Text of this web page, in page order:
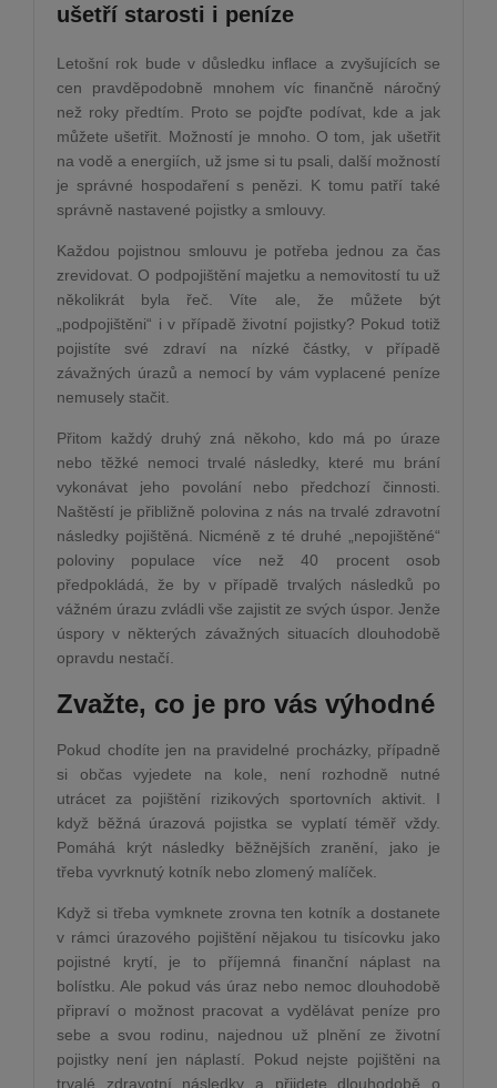
ušetří starosti i peníze
Letošní rok bude v důsledku inflace a zvyšujících se
cen pravděpodobně mnohem víc finančně náročný
než roky předtím. Proto se pojďte podívat, kde a jak
můžete ušetřit. Možností je mnoho. O tom, jak ušetřit
na vodě a energiích, už jsme si tu psali, další možností
je správné hospodaření s penězi. K tomu patří také
správně nastavené pojistky a smlouvy.
Každou pojistnou smlouvu je potřeba jednou za čas
zrevidovat. O podpojištění majetku a nemovitostí tu už
několikrát byla řeč. Víte ale, že můžete být
„podpojištěni“ i v případě životní pojistky? Pokud totiž
pojistíte své zdraví na nízké částky, v případě
závažných úrazů a nemocí by vám vyplacené peníze
nemusely stačit.
Přitom každý druhý zná někoho, kdo má po úraze
nebo těžké nemoci trvalé následky, které mu brání
vykonávat jeho povolání nebo předchozí činnosti.
Naštěstí je přibližně polovina z nás na trvalé zdravotní
následky pojištěná. Nicméně z té druhé „nepojištěné“
poloviny populace více než 40 procent osob
předpokládá, že by v případě trvalých následků po
vážném úrazu zvládli vše zajistit ze svých úspor. Jenže
úspory v některých závažných situacích dlouhodobě
opravdu nestačí.
Zvažte, co je pro vás výhodné
Pokud chodíte jen na pravidelné procházky, případně
si občas vyjedete na kole, není rozhodně nutné
utrácet za pojištění rizikových sportovních aktivit. I
když běžná úrazová pojistka se vyplatí téměř vždy.
Pomáhá krýt následky běžnějších zranění, jako je
třeba vyvrknutý kotník nebo zlomený malíček.
Když si třeba vymknete zrovna ten kotník a dostanete
v rámci úrazového pojištění nějakou tu tisícovku jako
pojistné krytí, je to příjemná finanční náplast na
bolístku. Ale pokud vás úraz nebo nemoc dlouhodobě
připraví o možnost pracovat a vydělávat peníze pro
sebe a svou rodinu, najednou už plnění ze životní
pojistky není jen náplastí. Pokud nejste pojištěni na
trvalé zdravotní následky a přijdete dlouhodobě o